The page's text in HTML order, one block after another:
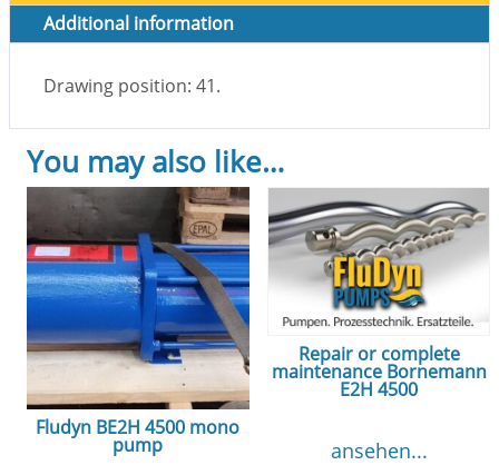
Additional information
Drawing position: 41.
You may also like…
Fludyn BE2H 4500 mono
pump
Repair or complete
maintenance Bornemann
E2H 4500
ansehen...